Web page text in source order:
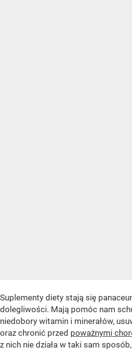
Suplementy diety stają się
dolegliwości. Mają pomóc nam
niedobory witamin i minerałów,
oraz chronić przed poważnymi
z nich nie działa w taki sam